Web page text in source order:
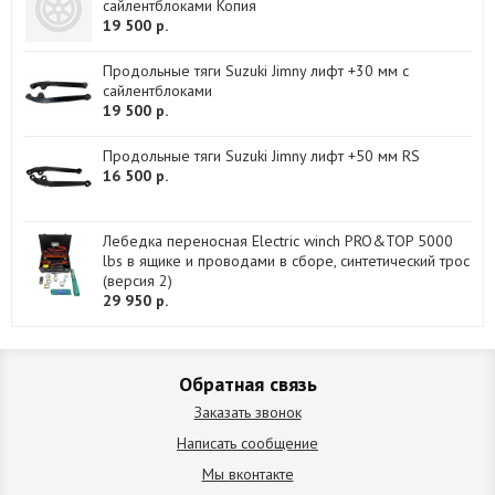
сайлентблоками Копия
19 500 р.
Продольные тяги Suzuki Jimny лифт +30 мм с
сайлентблоками
19 500 р.
Продольные тяги Suzuki Jimny лифт +50 мм RS
16 500 р.
Лебедка переносная Electric winch PRO&TOP 5000
lbs в ящике и проводами в сборе, синтетический трос
(версия 2)
29 950 р.
Обратная связь
Заказать звонок
Написать сообщение
Мы вконтакте